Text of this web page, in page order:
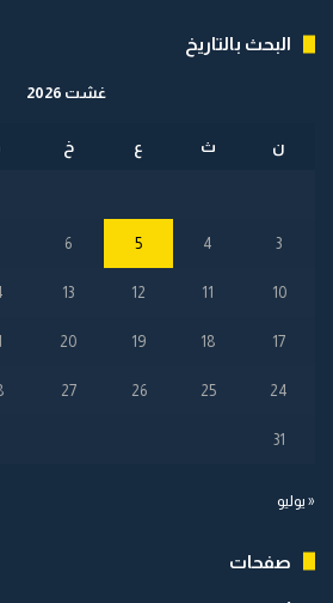
البحث بالتاريخ
غشت 2026
ن ث ع خ
3
4
5
6
10
11
12
13
17
18
19
20
24
25
26
27
31
« يوليو
صفحات